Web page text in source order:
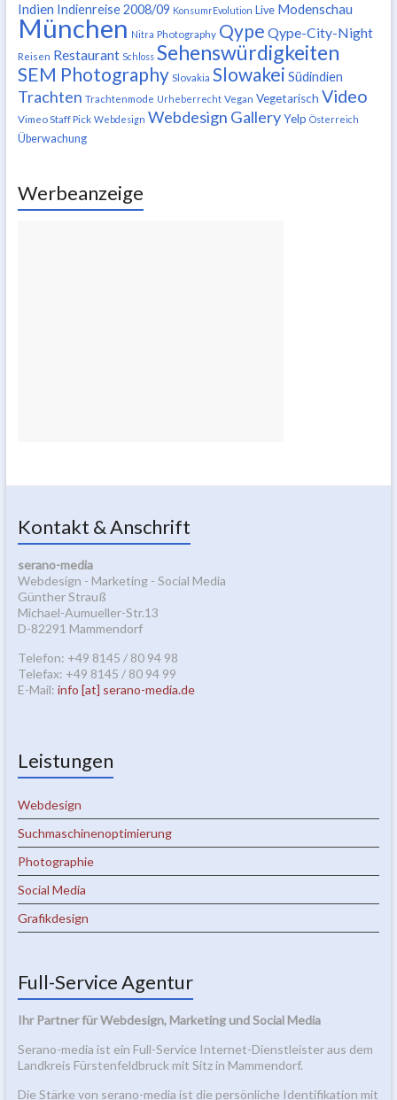
Indien Indienreise 2008/09 KonsumrEvolution Live Modenschau
München Nitra Photography Qype Qype-City-Night
Reisen Restaurant Schloss Sehenswürdigkeiten
SEM Photography Slovakia Slowakei Südindien
Trachten Trachtenmode Urheberrecht Vegan Vegetarisch Video
Vimeo Staff Pick Webdesign Webdesign Gallery Yelp Österreich
Überwachung
Werbeanzeige
Kontakt & Anschrift
serano-media
Webdesign - Marketing - Social Media
Günther Strauß
Michael-Aumueller-Str.13
D-82291 Mammendorf
Telefon: +49 8145 / 80 94 98
Telefax: +49 8145 / 80 94 99
E-Mail: info [at] serano-media.de
Leistungen
Webdesign
Suchmaschinenoptimierung
Photographie
Social Media
Grafikdesign
Full-Service Agentur
Ihr Partner für Webdesign, Marketing und Social Media
Serano-media ist ein Full-Service Internet-Dienstleister aus dem
Landkreis Fürstenfeldbruck mit Sitz in Mammendorf.
Die Stärke von serano-media ist die persönliche Identifikation mit